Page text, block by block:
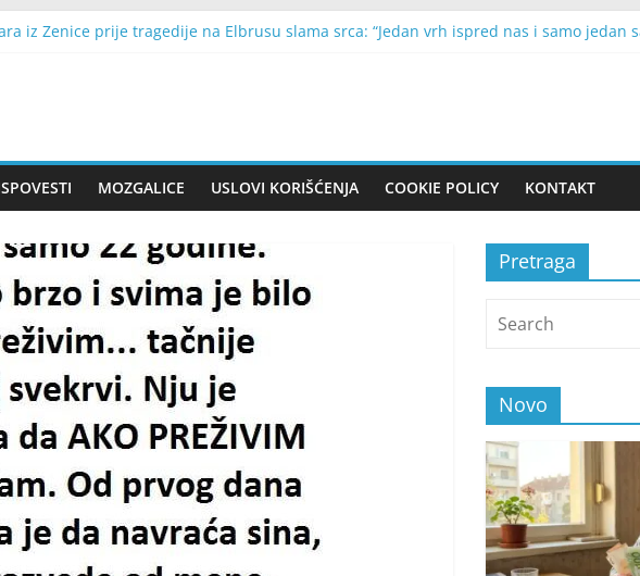
iz Zenice prije tragedije na Elbrusu slama srca: “Jedan vrh ispred nas i samo jedan
me je izbacio iz kuće, moj sin je uradio nešto što je slomilo mog oca
garaže zbunio je sve: Kad su saznali čemu zapravo služi, nisu mogli da prestanu da
MOZGALICE USLOVI KORIŠĆENJA COOKIE POLICY KONTAKT
Pretraga
Novo